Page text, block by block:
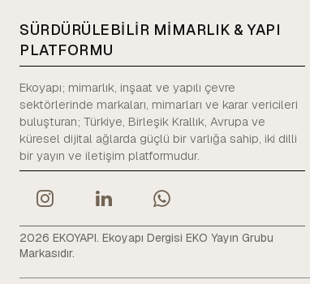
SÜRDÜRÜLEBİLİR MİMARLIK & YAPI
PLATFORMU
Ekoyapı; mimarlık, inşaat ve yapılı çevre
sektörlerinde markaları, mimarları ve karar vericileri
buluşturan; Türkiye, Birleşik Krallık, Avrupa ve
küresel dijital ağlarda güçlü bir varlığa sahip, iki dilli
bir yayın ve iletişim platformudur.
2026 EKOYAPI. Ekoyapı Dergisi EKO Yayın Grubu
Markasıdır.